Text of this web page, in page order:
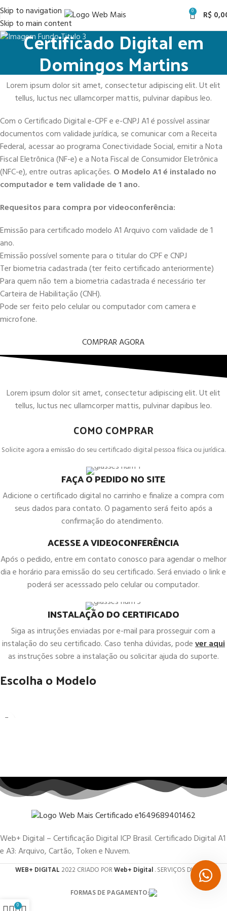
Skip to navigation
Skip to main content
0 R$
Certificado Digital em
Domingos Martins
Lorem ipsum dolor sit amet, consectetur adipiscing elit. Ut elit
tellus, luctus nec ullamcorper mattis, pulvinar dapibus leo.
Com o Certificado Digital e-CPF e e-CNPJ A1 é possível assinar
documentos com validade jurídica, se comunicar com a Receita
Federal, acessar ao programa Conectividade Social, emitir a Nota
Fiscal Eletrônica (NF-e) e a Nota Fiscal de Consumidor Eletrônica
(NFC-e), entre outras aplicações. O Modelo A1 é instalado no
computador e tem validade de 1 ano.
Requesitos para compra por videoconferência:
Emissão para certificado modelo A1 Arquivo com validade de 1
ano.
Emissão possível somente para o titular do CPF e CNPJ
Ter biometria cadastrada (ter feito certificado anteriormente)
Para quem não tem a biometria cadastrada é necessário ter
Carteira de Habilitação (CNH).
Pode ser feito pelo celular ou computador com camera e
microfone.
COMPRAR AGORA
Lorem ipsum dolor sit amet, consectetur adipiscing elit. Ut elit
tellus, luctus nec ullamcorper mattis, pulvinar dapibus leo.
COMO COMPRAR
Solicite agora a emissão do seu certificado digital pessoa física ou jurídica.
FAÇA O PEDIDO NO SITE
Adicione o certificado digital no carrinho e finalize a compra com
seus dados para contato. O pagamento será feito após a
confirmação do atendimento.
ACESSE A VIDEOCONFERÊNCIA
Após o pedido, entre em contato conosco para agendar o melhor
dia e horário para emissão do seu certificado. Será enviado o link e
poderá ser acesssado pelo celular ou computador.
INSTALAÇÃO DO CERTIFICADO
Siga as intruções enviadas por e-mail para prosseguir com a
instalação do seu certificado. Caso tenha dúvidas, podever aqui
as instruções sobre a instalação ou solicitar ajuda do suporte.
Escolha o Modelo
Web+ Digital – Certificação Digital ICP Brasil. Certificado Digital A1
e A3: Arquivo, Cartão, Token e Nuvem.
WEB+ DIGITAL 2022 CRIADO PORWeb+ Digital. SERVIÇOS DIGITAIS.
FORMAS DE PAGAMENTO:
0